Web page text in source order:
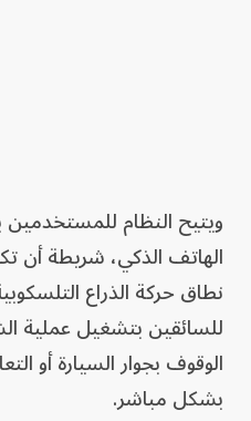
ويتيح النظام
الهاتف الذكي، شريطة أن
نطاق حركة الذراع
للسائقين بتشغيل عملية
الوقوف بجوار السيارة أو
بشكل مباشر.